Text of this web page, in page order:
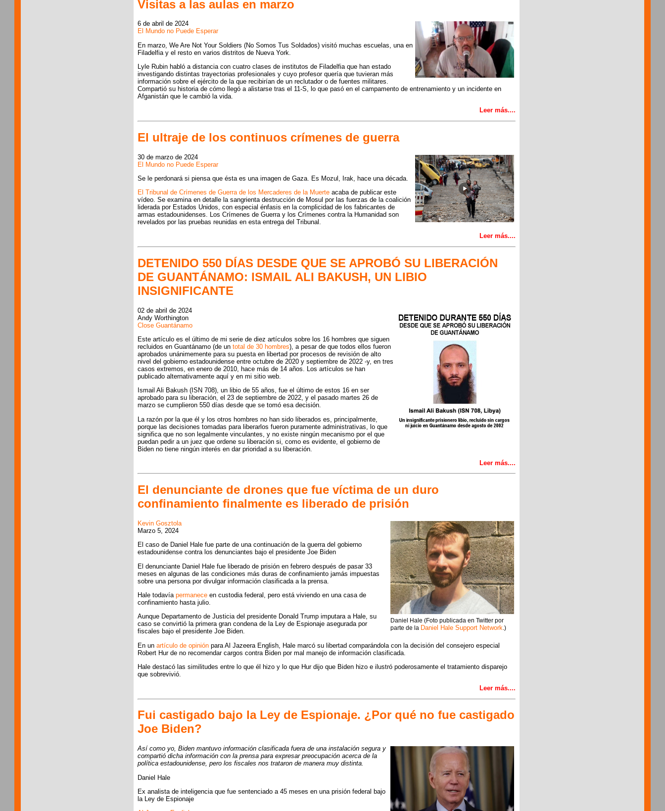
Visitas a las aulas en marzo
6 de abril de 2024
El Mundo no Puede Esperar
En marzo, We Are Not Your Soldiers (No Somos Tus Soldados) visitó muchas escuelas, una en
Filadelfia y el resto en varios distritos de Nueva York.
Lyle Rubin habló a distancia con cuatro clases de institutos de Filadelfia que han estado
investigando distintas trayectorias profesionales y cuyo profesor quería que tuvieran más
información sobre el ejército de la que recibirían de un reclutador o de fuentes militares.
Compartió su historia de cómo llegó a alistarse tras el 11-S, lo que pasó en el campamento de entrenamiento y un incidente en
Afganistán que le cambió la vida.
Leer más....
El ultraje de los continuos crímenes de guerra
30 de marzo de 2024
El Mundo no Puede Esperar
Se le perdonará si piensa que ésta es una imagen de Gaza. Es Mozul, Irak, hace una década.
El Tribunal de Crímenes de Guerra de los Mercaderes de la Muerte acaba de publicar este
vídeo. Se examina en detalle la sangrienta destrucción de Mosul por las fuerzas de la coalición
liderada por Estados Unidos, con especial énfasis en la complicidad de los fabricantes de
armas estadounidenses. Los Crímenes de Guerra y los Crímenes contra la Humanidad son
revelados por las pruebas reunidas en esta entrega del Tribunal.
Leer más....
DETENIDO 550 DÍAS DESDE QUE SE APROBÓ SU LIBERACIÓN
DE GUANTÁNAMO: ISMAIL ALI BAKUSH, UN LIBIO
INSIGNIFICANTE
02 de abril de 2024
Andy Worthington
Close Guantánamo
Este artículo es el último de mi serie de diez artículos sobre los 16 hombres que siguen
recluidos en Guantánamo (de un total de 30 hombres), a pesar de que todos ellos fueron
aprobados unánimemente para su puesta en libertad por procesos de revisión de alto
nivel del gobierno estadounidense entre octubre de 2020 y septiembre de 2022 -y, en tres
casos extremos, en enero de 2010, hace más de 14 años. Los artículos se han
publicado alternativamente aquí y en mi sitio web.
Ismail Ali Bakush (ISN 708), un libio de 55 años, fue el último de estos 16 en ser
aprobado para su liberación, el 23 de septiembre de 2022, y el pasado martes 26 de
marzo se cumplieron 550 días desde que se tomó esa decisión.
La razón por la que él y los otros hombres no han sido liberados es, principalmente,
porque las decisiones tomadas para liberarlos fueron puramente administrativas, lo que
significa que no son legalmente vinculantes, y no existe ningún mecanismo por el que
puedan pedir a un juez que ordene su liberación si, como es evidente, el gobierno de
Biden no tiene ningún interés en dar prioridad a su liberación.
Leer más....
El denunciante de drones que fue víctima de un duro
confinamiento finalmente es liberado de prisión
Daniel Hale (Foto publicada en Twitter por
parte de la Daniel Hale Support Network .)
Kevin Gosztola
Marzo 5, 2024
El caso de Daniel Hale fue parte de una continuación de la guerra del gobierno
estadounidense contra los denunciantes bajo el presidente Joe Biden
El denunciante Daniel Hale fue liberado de prisión en febrero después de pasar 33
meses en algunas de las condiciones más duras de confinamiento jamás impuestas
sobre una persona por divulgar información clasificada a la prensa.
Hale todavía permanece en custodia federal, pero está viviendo en una casa de
confinamiento hasta julio.
Aunque Departamento de Justicia del presidente Donald Trump imputara a Hale, su
caso se convirtió la primera gran condena de la Ley de Espionaje asegurada por
fiscales bajo el presidente Joe Biden.
En un artículo de opinión para Al Jazeera English, Hale marcó su libertad comparándola con la decisión del consejero especial
Robert Hur de no recomendar cargos contra Biden por mal manejo de información clasificada.
Hale destacó las similitudes entre lo que él hizo y lo que Hur dijo que Biden hizo e ilustró poderosamente el tratamiento disparejo
que sobrevivió.
Leer más....
Fui castigado bajo la Ley de Espionaje. ¿Por qué no fue castigado
Joe Biden?
Así como yo, Biden mantuvo información clasificada fuera de una instalación segura y
compartió dicha información con la prensa para expresar preocupación acerca de la
política estadounidense, pero los fiscales nos trataron de manera muy distinta.
Daniel Hale
Ex analista de inteligencia que fue sentenciado a 45 meses en una prisión federal bajo
la Ley de Espionaje